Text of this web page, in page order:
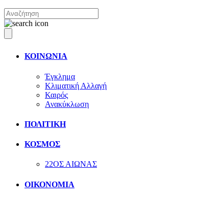
ΚΟΙΝΩΝΙΑ
Έγκλημα
Κλιματική Αλλαγή
Καιρός
Ανακύκλωση
ΠΟΛΙΤΙΚΗ
ΚΟΣΜΟΣ
22ΟΣ ΑΙΩΝΑΣ
ΟΙΚΟΝΟΜΙΑ